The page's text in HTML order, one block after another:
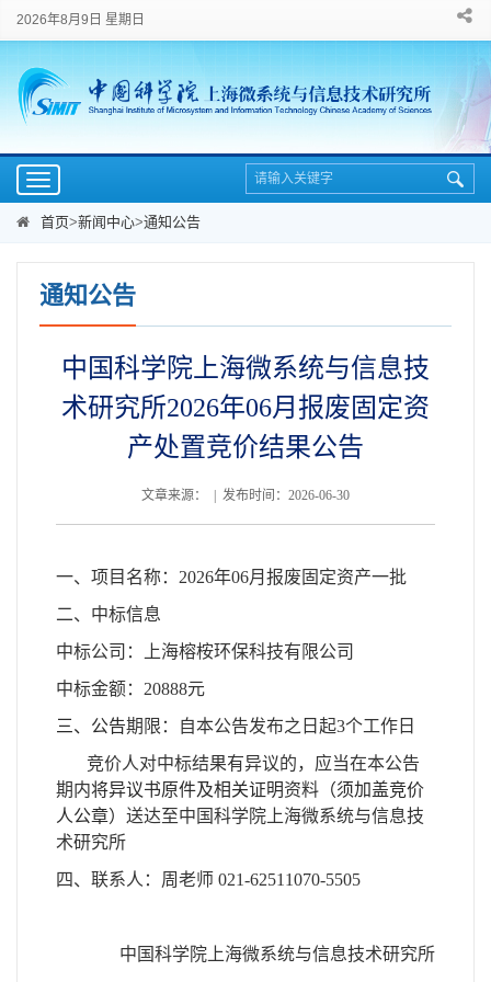
2026年8月9日 星期日
Toggle
navigation
首页>新闻中心>通知公告
通知公告
中国科学院上海微系统与信息技
术研究所2026年06月报废固定资
产处置竞价结果公告
文章来源： | 发布时间：2026-06-30
一、项目名称：2026年06月报废固定资产一批
二、中标信息
中标公司：上海榕桉环保科技有限公司
中标金额：20888元
三、公告期限：自本公告发布之日起3个工作日
竞价人对中标结果有异议的，应当在本公告
期内将异议书原件及相关证明资料 （须加盖竞价
人公章） 送达至中国科学院上海微系统与信息技
术研究所
四、联系人：周老师 021-62511070-5505
中国科学院上海微系统与信息技术研究所